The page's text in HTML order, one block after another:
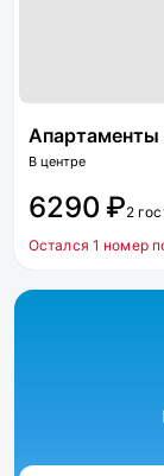
Апартаменты
В центре
6290 ₽2
Остался 1 номер